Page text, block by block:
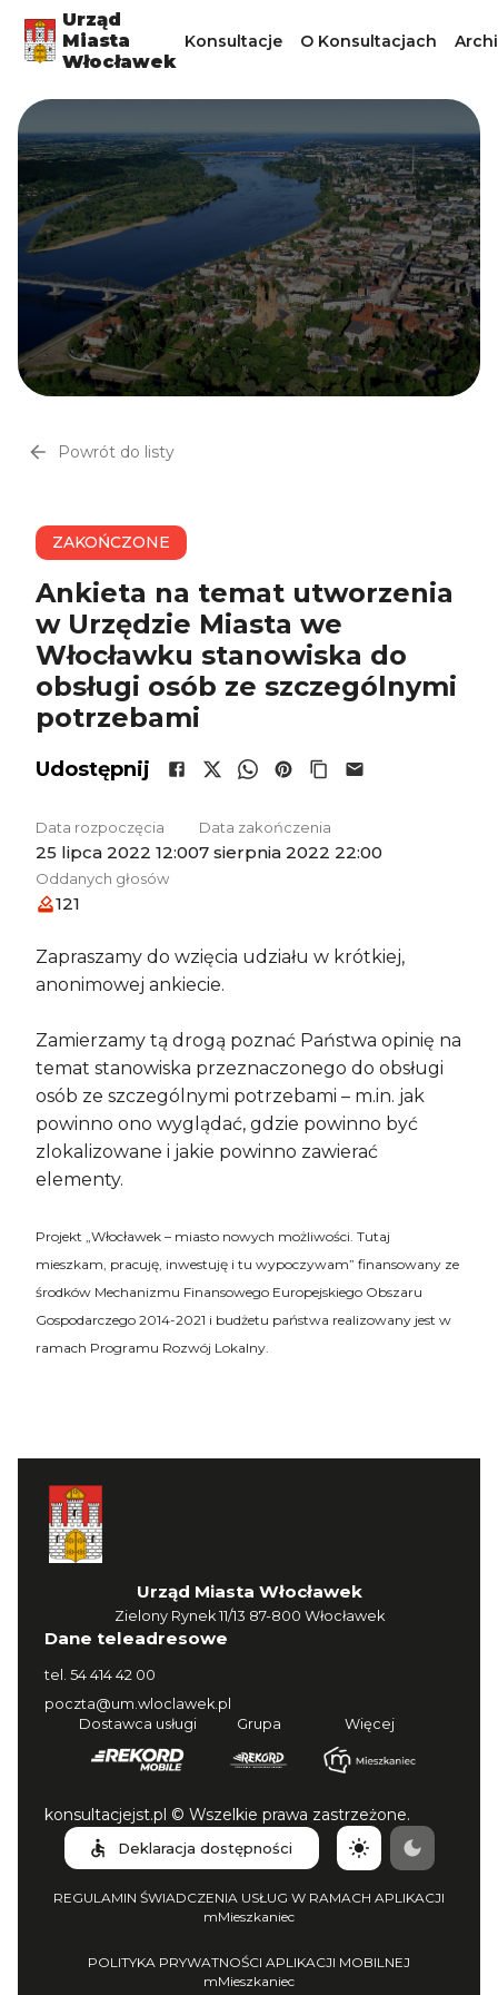
Urząd
Miasta
Włocławek
Konsultacje O Konsultacjach
Powrót do listy
ZAKOŃCZONE
Ankieta na temat utworzenia
w Urzędzie Miasta we
Włocławku stanowiska do
obsługi osób ze szczególnymi
potrzebami
Udostępnij
Data rozpoczęcia
25 lipca 2022 12:00
Data zakończenia
7 sierpnia 2022 22:00
Oddanych głosów
121
Zapraszamy do wzięcia udziału w krótkiej,
anonimowej ankiecie.
Zamierzamy tą drogą poznać Państwa opinię na
temat stanowiska przeznaczonego do obsługi
osób ze szczególnymi potrzebami – m.in. jak
powinno ono wyglądać, gdzie powinno być
zlokalizowane i jakie powinno zawierać
elementy.
Projekt „Włocławek – miasto nowych możliwości. Tutaj
mieszkam, pracuję, inwestuję i tu wypoczywam” finansowany ze
środków Mechanizmu Finansowego Europejskiego Obszaru
Gospodarczego 2014-2021 i budżetu państwa realizowany jest w
ramach Programu Rozwój Lokalny.
Urząd Miasta Włocławek
Zielony Rynek 11/13 87-800 Włocławek
Dane teleadresowe
tel. 54 414 42 00
poczta@um.wloclawek.pl
Dostawca usługi
Grupa Więcej
konsultacjejst.pl © Wszelkie prawa zastrzeżone.
Deklaracja dostępności
REGULAMIN ŚWIADCZENIA USŁUG W RAMACH APLIKACJI
mMieszkaniec
POLITYKA PRYWATNOŚCI APLIKACJI MOBILNEJ
mMieszkaniec